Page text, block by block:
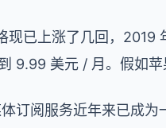
现已上涨了几回，2019
9.99 美元 / 月。假如
订阅服务近年来已成